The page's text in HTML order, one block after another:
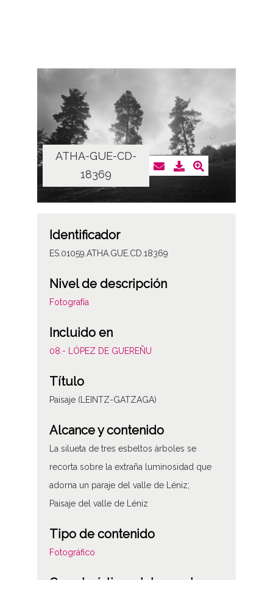
ATHA-GUE-CD-
18369
Identificador
ES.01059.ATHA.GUE.CD.18369
Nivel de descripción
Fotografía
Incluido en
08.- LÓPEZ DE GUEREÑU
Título
Paisaje (LEINTZ-GATZAGA)
Alcance y contenido
La silueta de tres esbeltos árboles se
recorta sobre la extraña luminosidad que
adorna un paraje del valle de Léniz;
Paisaje del valle de Léniz
Tipo de contenido
Fotográfico
Características del soporte